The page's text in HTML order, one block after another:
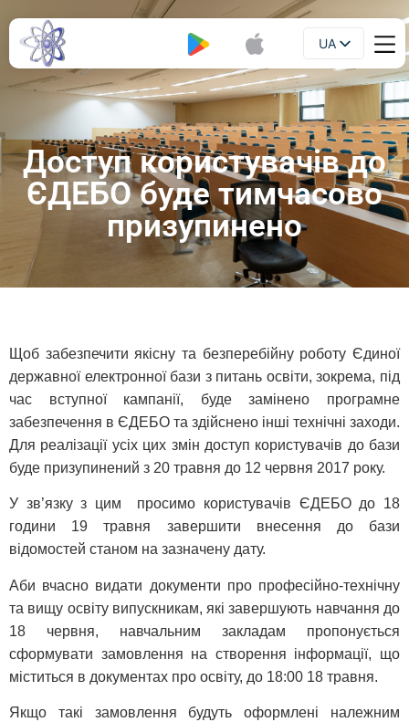
UA
EN
Доступ користувачів до
ЄДЕБО буде тимчасово
призупинено
Щоб забезпечити якісну та безперебійну роботу Єдиної
державної електронної бази з питань освіти, зокрема, під
час вступної кампанії, буде замінено програмне
забезпечення в ЄДЕБО та здійснено інші технічні заходи.
Для реалізації усіх цих змін доступ користувачів до бази
буде призупинений з 20 травня до 12 червня 2017 року.
У зв’язку з цим просимо користувачів ЄДЕБО до 18
години 19 травня завершити внесення до бази
відомостей станом на зазначену дату.
Аби вчасно видати документи про професійно-технічну
та вищу освіту випускникам, які завершують навчання до
18 червня, навчальним закладам пропонується
сформувати замовлення на створення інформації, що
міститься в документах про освіту, до 18:00 18 травня.
Якщо такі замовлення будуть оформлені належним